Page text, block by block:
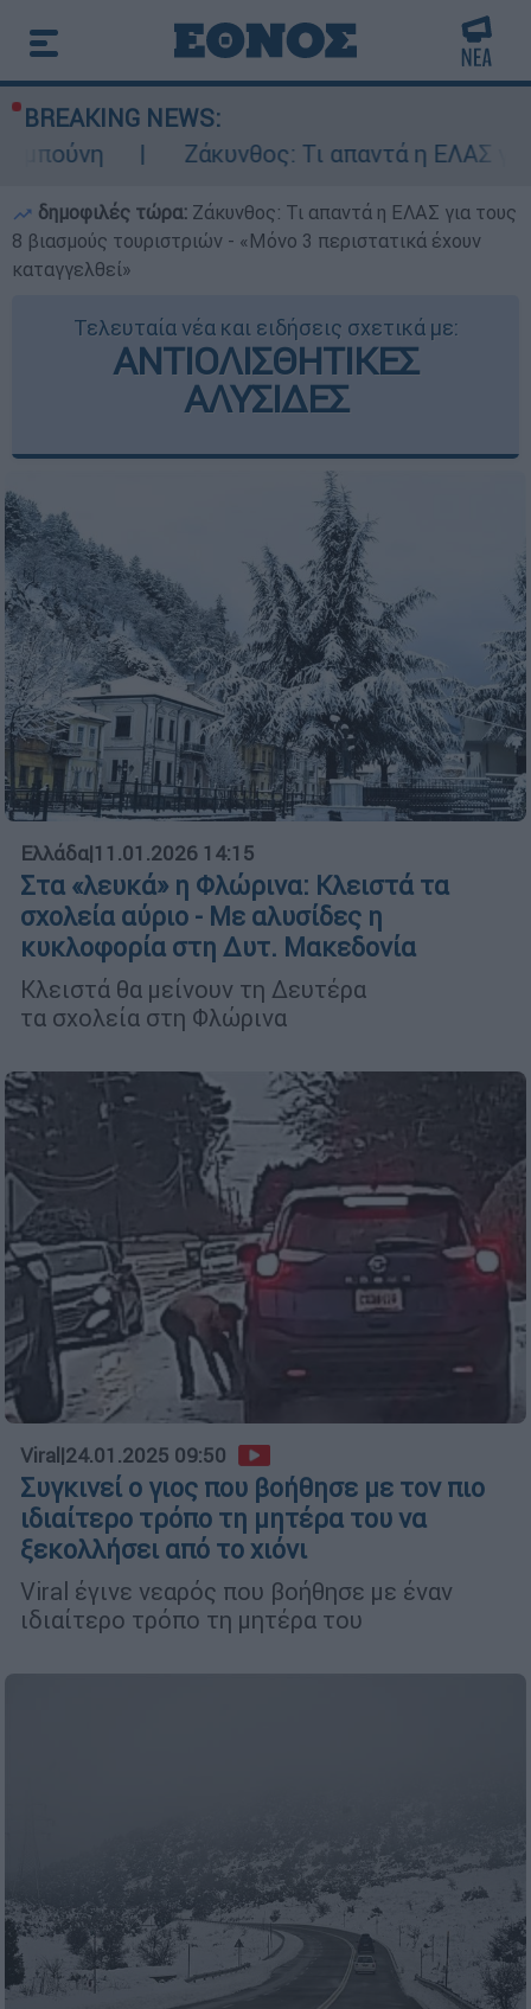
BREAKING NEWS:
Ζάκυνθος: Τι απαντά η ΕΛΑΣ για τους 8
δημοφιλές τώρα: Ζάκυνθος: Τι απαντά η ΕΛΑΣ για τους
8 βιασμούς τουριστριών - «Μόνο 3 περιστατικά έχουν
καταγγελθεί»
Τελευταία νέα και ειδήσεις σχετικά με:
ΑΝΤΙΟΛΙΣΘΗΤΙΚΕΣ
ΑΛΥΣΙΔΕΣ
Ελλάδα|11.01.2026 14:15
Στα «λευκά» η Φλώρινα: Κλειστά τα
σχολεία αύριο - Με αλυσίδες η
κυκλοφορία στη Δυτ. Μακεδονία
Κλειστά θα μείνουν τη Δευτέρα
τα σχολεία στη Φλώρινα
Viral|24.01.2025 09:50
Συγκινεί ο γιος που βοήθησε με τον πιο
ιδιαίτερο τρόπο τη μητέρα του να
ξεκολλήσει από το χιόνι
Viral έγινε νεαρός που βοήθησε με έναν
ιδιαίτερο τρόπο τη μητέρα του